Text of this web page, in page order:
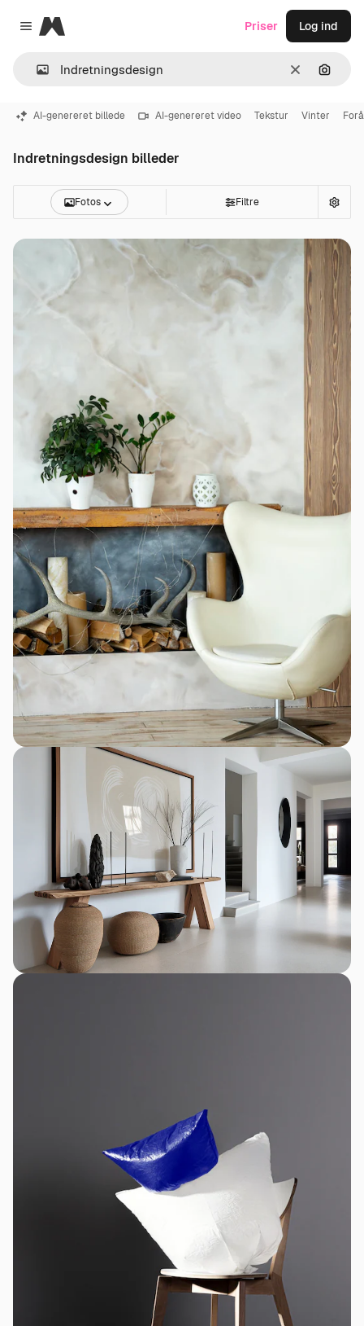
Close menu
Magnific
Klar Søg
Priser Log ind
AI-genereret billede AI-genereret video Tekstur Vinter
Indretningsdesign billeder
Fotos Filtre